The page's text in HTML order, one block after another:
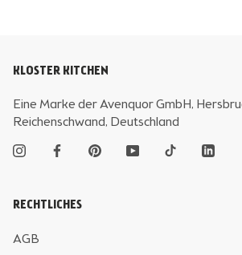
KLOSTER KITCHEN
Eine Marke der Avenquor GmbH,
Reichenschwand, Deutschland
RECHTLICHES
AGB